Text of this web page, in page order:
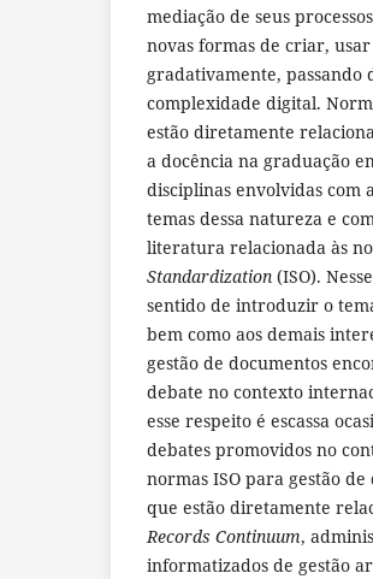
mediação de seus
novas formas de criar,
gradativamente,
complexidade digital.
estão diretamente
a docência na graduação
disciplinas envolvidas com
temas dessa natureza e
literatura relacionada às
Standardization (ISO).
sentido de introduzir o
bem como aos demais
gestão de documentos
debate no contexto
esse respeito é escassa
debates promovidos no
normas ISO para gestão
que estão diretamente
Records Continuum,
informatizados de gestão